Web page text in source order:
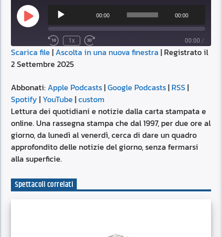
Play
Episode
Audio
Player
00:00 00:00
1x 00:00 /
SUBSCRIBE SHARE
Apple Podcasts
YouTube
RSS FEED
SHARE
LINK
EMBED
Scarica file |Ascolta in una nuova finestra | Registrato il
2 Settembre 2025
Abbonati:Apple Podcasts|Google Podcasts| RSS|
Spotify | YouTube |custom
Lettura dei quotidiani e notizie dalla carta stampata e
online. Una rassegna stampa che dal 1997, per due ore al
giorno, da lunedì al venerdì, cerca di dare un quadro
approfondito delle notizie del giorno, senza fermarsi
alla superficie.
Spettacoli correlati